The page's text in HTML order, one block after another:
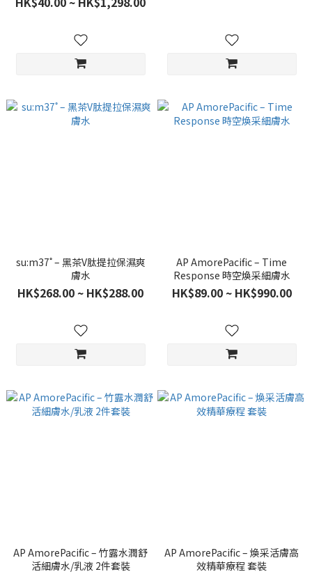
su:m37˚ – 黑茶V肽提拉保濕爽
膚水
HK$268.00 ~ HK$288.00
AP AmorePacific – Time
Response 時空煥采細膚水
HK$89.00 ~ HK$990.00
AP AmorePacific – 竹露水潤舒
活細膚水/乳液 2件套裝
AP AmorePacific – 煥采活膚高
效精華療程 套裝